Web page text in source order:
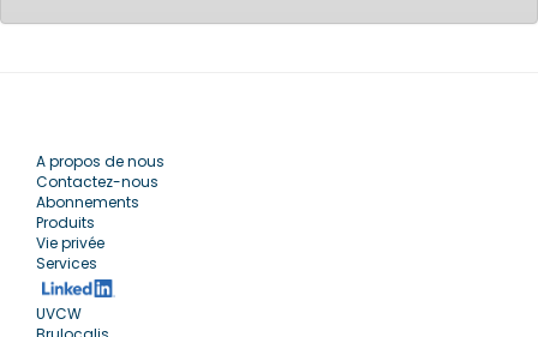
A propos de nous
Contactez-nous
Abonnements
Produits
Vie privée
Services
UVCW